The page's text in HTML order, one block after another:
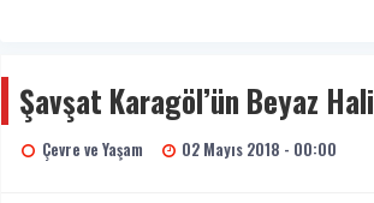
Şavşat Karagöl’ün Beyaz Hali
Çevre ve Yaşam 02 Mayıs 2018 - 00:00